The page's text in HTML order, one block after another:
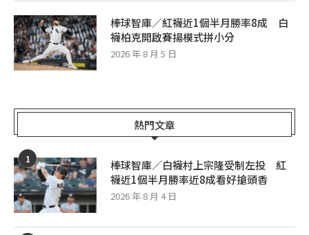
棒球智庫／紅襪近1個半月勝率8成 白
襪柏克開啟賽揚模式拼小分
2026 年 8 月 5 日
熱門文章
1
棒球智庫／白襪村上宗隆受制左投 紅
襪近1個半月勝率近8成看好搶頭香
2026 年 8 月 4 日